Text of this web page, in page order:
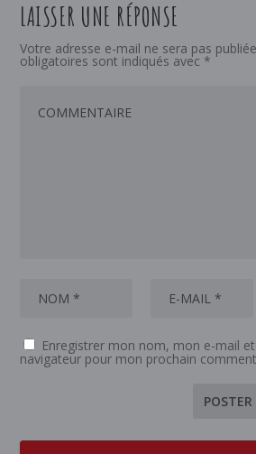
LAISSER UNE RÉPONSE
Votre adresse e-mail ne sera pas
obligatoires sont indiqués avec *
Enregistrer mon nom, mon e-mail
navigateur pour mon prochain